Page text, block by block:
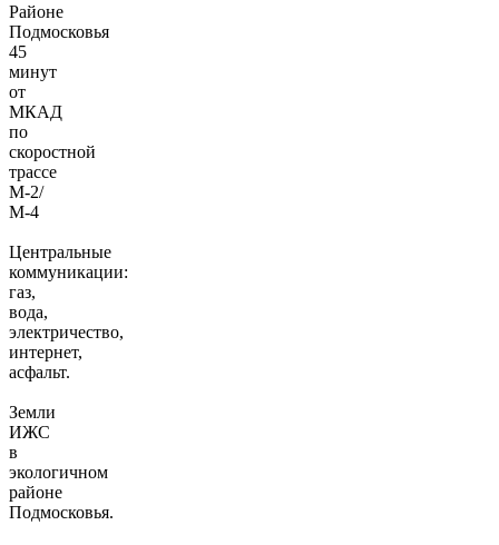
Районе
Подмосковья
45
минут
от
МКАД
по
скоростной
трассе
М-2/
М-4
Центральные
коммуникации:
газ,
вода,
электричество,
интернет,
асфальт.
Земли
ИЖС
в
экологичном
районе
Подмосковья.